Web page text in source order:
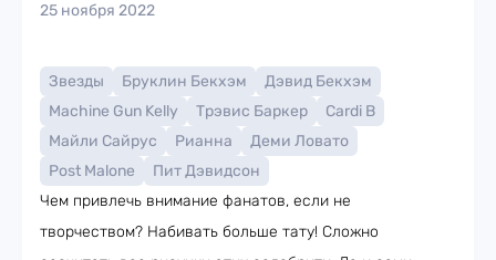
25 ноября 2022
Звезды Бруклин Бекхэм
Дэвид Бекхэм
Machine Gun Kelly
Трэвис Баркер
Cardi B
Майли Сайрус
Рианна
Деми Ловато
Post Malone
Пит Дэвидсон
Чем привлечь внимание фанатов, если не
творчеством? Набивать больше тату! Сложно